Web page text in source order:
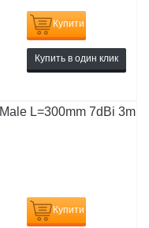
Купити
Купить в один клик
L=300mm 7dBi 3m
Купити